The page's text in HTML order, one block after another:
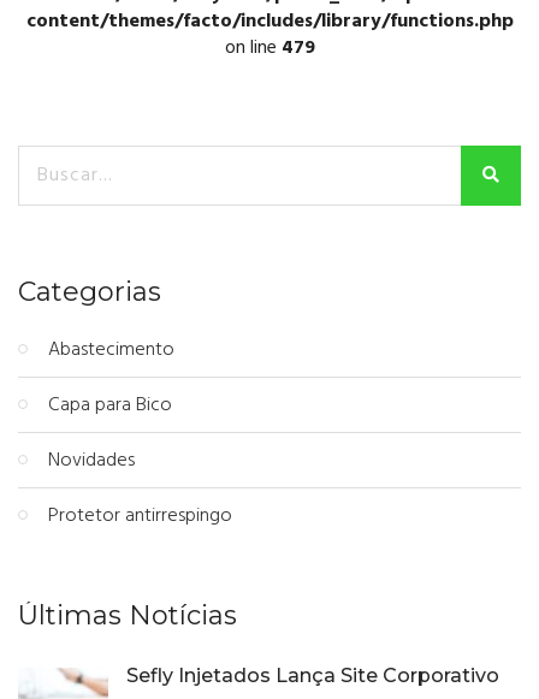
content/themes/facto/includes/library/functions.php
on line 479
Categorias
Abastecimento
Capa para Bico
Novidades
Protetor antirrespingo
Últimas Notícias
Sefly Injetados Lança Site Corporativo